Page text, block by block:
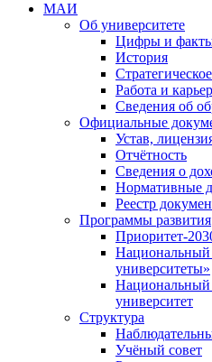
МАИ
Об университете
Цифры и
История
Работа и
Сведения об
Официальные
Устав,
Отчётность
Сведения о
Нормативные
Реестр
Программы развития
Приоритет-
Национальный
университеты»
Национальный
университет
Структура
Учёный совет